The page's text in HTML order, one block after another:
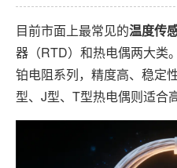
目前市面上最常见的温度传
器（RTD）和热电偶两大类
铂电阻系列，精度高、稳定
型、J型、T型热电偶则适合